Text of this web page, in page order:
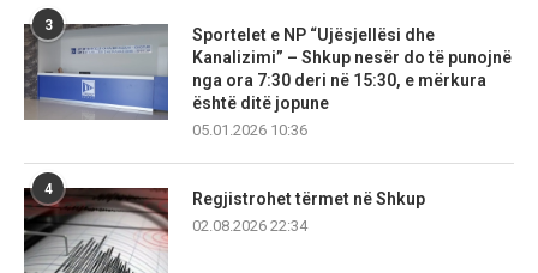
3
Sportelet e NP “Ujësjellësi dhe
Kanalizimi” – Shkup nesër do të punojnë
nga ora 7:30 deri në 15:30, e mërkura
është ditë jopune
05.01.2026 10:36
4
Regjistrohet tërmet në Shkup
02.08.2026 22:34